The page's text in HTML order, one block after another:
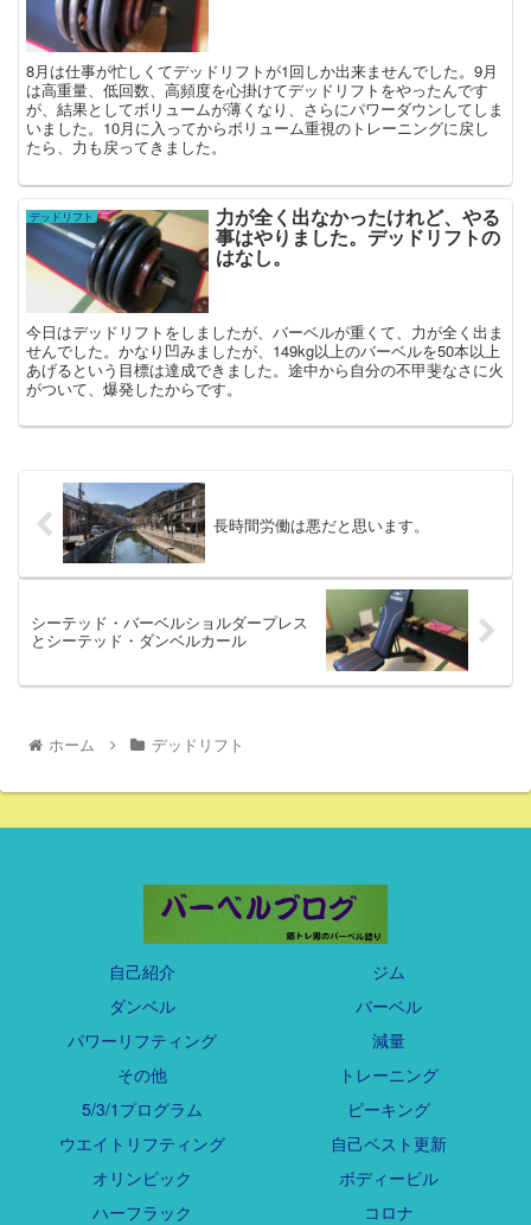
8月は仕事が忙しくてデッドリフトが1回しか出来ませんでした。9月
は高重量、低回数、高頻度を心掛けてデッドリフトをやったんです
が、結果としてボリュームが薄くなり、さらにパワーダウンしてしま
いました。10月に入ってからボリューム重視のトレーニングに戻し
たら、力も戻ってきました。
デッドリフト 力が全く出なかったけれど、やる
事はやりました。デッドリフトの
はなし。
今日はデッドリフトをしましたが、バーベルが重くて、力が全く出ま
せんでした。かなり凹みましたが、149kg以上のバーベルを50本以上
あげるという目標は達成できました。途中から自分の不甲斐なさに火
がついて、爆発したからです。
長時間労働は悪だと思います。
シーテッド・バーベルショルダープレス
とシーテッド・ダンベルカール
ホーム デッドリフト
自己紹介
ジム
ダンベル
バーベル
パワーリフティング
減量
その他
トレーニング
5/3/1プログラム
ピーキング
ウエイトリフティング
自己ベスト更新
オリンピック
ボディービル
ハーフラック
コロナ